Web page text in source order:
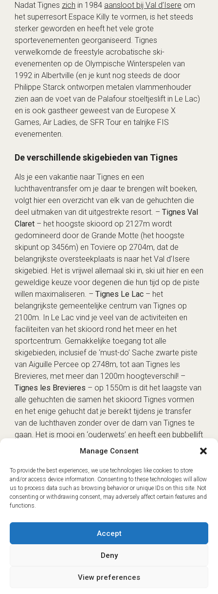
Manage Consent
To provide the best experiences, we use technologies like cookies to store
and/or access device information. Consenting to these technologies will allow
us to process data such as browsing behavior or unique IDs on this site. Not
consenting or withdrawing consent, may adversely affect certain features and
functions.
Accept
Deny
View preferences
Nadat Tignes zich in 1984 aansloot bij Val d’Isere om
het superresort Espace Killy te vormen, is het steeds
sterker geworden en heeft het vele grote
sportevenementen georganiseerd. Tignes
verwelkomde de freestyle acrobatische ski-
evenementen op de Olympische Winterspelen van
1992 in Albertville (en je kunt nog steeds de door
Philippe Starck ontworpen metalen vlammenhouder
zien aan de voet van de Palafour stoeltjeslift in Le Lac)
en is ook gastheer geweest van de Europese X
Games, Air Ladies, de SFR Tour en talrijke FIS
evenementen.
De verschillende skigebieden van Tignes
Als je een vakantie naar Tignes en een
luchthaventransfer om je daar te brengen wilt boeken,
volgt hier een overzicht van elk van de gehuchten die
deel uitmaken van dit uitgestrekte resort. – Tignes Val
Claret – het hoogste skioord op 2127m wordt
gedomineerd door de Grande Motte (het hoogste
skipunt op 3456m) en Toviere op 2704m, dat de
belangrijkste oversteekplaats is naar het Val d’Isere
skigebied. Het is vrijwel allemaal ski in, ski uit hier en een
geweldige keuze voor degenen die hun tijd op de piste
willen maximaliseren. – Tignes Le Lac – het
belangrijkste gemeentelijke centrum van Tignes op
2100m. In Le Lac vind je veel van de activiteiten en
faciliteiten van het skioord rond het meer en het
sportcentrum. Gemakkelijke toegang tot alle
skigebieden, inclusief de ‘must-do’ Sache zwarte piste
van Aiguille Percee op 2748m, tot aan Tignes les
Brevieres, met meer dan 1200m hoogteverschil! –
Tignes les Brevieres – op 1550m is dit het laagste van
alle gehuchten die samen het skioord Tignes vormen
en het enige gehucht dat je bereikt tijdens je transfer
van de luchthaven zonder over de dam van Tignes te
gaan. Het is mooi en ‘ouderwets’ en heeft een bubbellift
naar het hoofdskigebied en een verbindingsstoeltjeslift
Tignes les Boisses– samen met het speciaal
gebouwde skioord Tignes 1800 is het hier allemaal een
beetje meer neo-Savoyard, met chalets in houten
bekleding en een gebrek aan hoogbouw. Een bubbellift
– een gehucht van residenties met
veel studio’s en appartementen en het rustigste deel
van het skigebied in termen van nachtleven, maar nog
busdienst. Vaak wonen hier seizoensgasten!
The new European Entry/Exit System is now in place.